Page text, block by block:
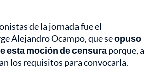
de la jornada fue el
Alejandro Ocampo, que seopuso
esta moción de censuraporque, a
los requisitos para convocarla.